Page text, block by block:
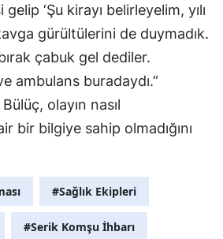
‘Şu kirayı belirleyelim, yılı
gürültülerini de duymadık.
çabuk gel dediler.
ambulans buradaydı.”
olayın nasıl
bir bilgiye sahip olmadığını
#Sağlık Ekipleri
#Serik Komşu İhbarı